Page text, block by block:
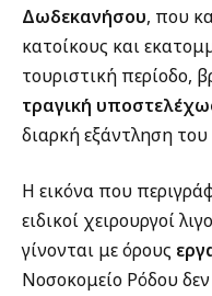
Δωδεκανήσου, που
κατοίκους και
τουριστική περίοδο,
τραγική
διαρκή εξάντληση
Η εικόνα που
ειδικοί χειρουργοί
γίνονται με όρους
Νοσοκομείο Ρόδου